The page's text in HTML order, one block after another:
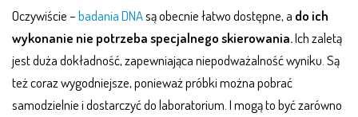
Oczywiście –badania DNAsą obecnie łatwo dostępne, a do ich
wykonanie nie potrzeba specjalnego skierowania.Ich zaletą
jest duża dokładność, zapewniająca niepodważalność wyniku. Są
też coraz wygodniejsze, ponieważ próbki można pobrać
samodzielnie i dostarczyć do laboratorium. I mogą to być zarówno